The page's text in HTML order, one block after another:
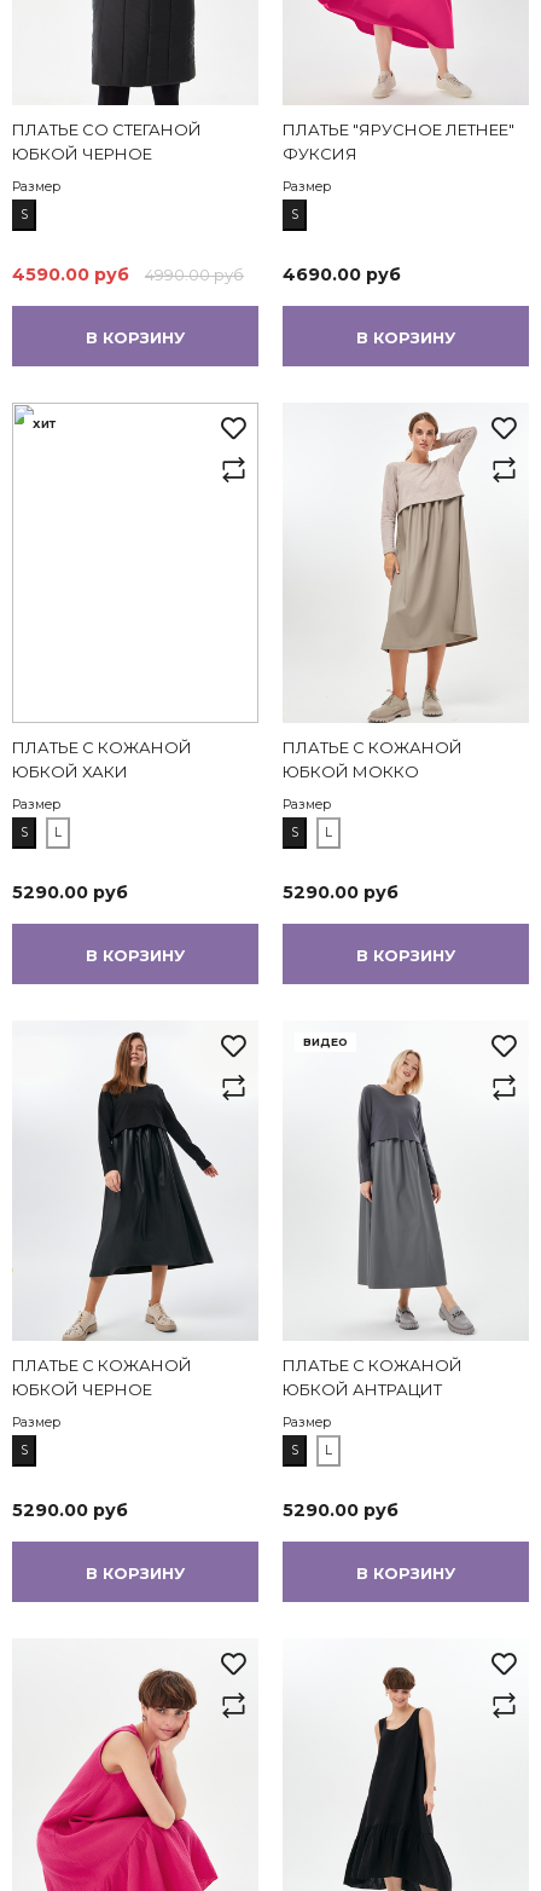
ПЛАТЬЕ СО СТЕГАНОЙ
ЮБКОЙ ЧЕРНОЕ
Размер
S
4590.00 руб 4990.00 руб
В КОРЗИНУ
ПЛАТЬЕ "ЯРУСНОЕ ЛЕТНЕЕ"
ФУКСИЯ
Размер
S
4690.00 руб
В КОРЗИНУ
ХИТ
ПЛАТЬЕ С КОЖАНОЙ
ЮБКОЙ ХАКИ
Размер
S
L
5290.00 руб
В КОРЗИНУ
ПЛАТЬЕ С КОЖАНОЙ
ЮБКОЙ МОККО
Размер
S
L
5290.00 руб
В КОРЗИНУ
ПЛАТЬЕ С КОЖАНОЙ
ЮБКОЙ ЧЕРНОЕ
Размер
S
5290.00 руб
В КОРЗИНУ
ВИДЕО
ПЛАТЬЕ С КОЖАНОЙ
ЮБКОЙ АНТРАЦИТ
Размер
S
L
5290.00 руб
В КОРЗИНУ